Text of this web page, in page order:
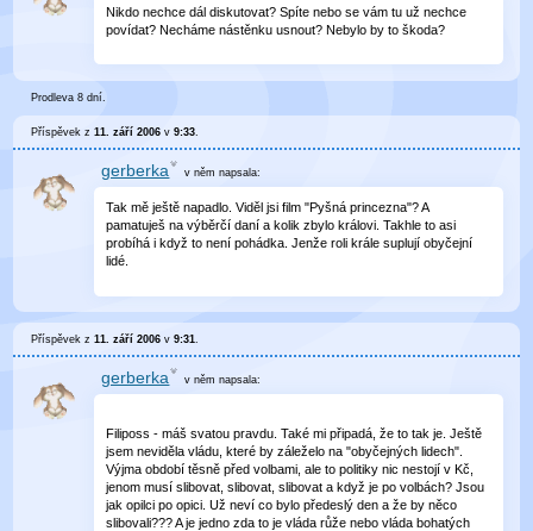
Nikdo nechce dál diskutovat? Spíte nebo se vám tu už nechce
povídat? Necháme nástěnku usnout? Nebylo by to škoda?
Prodleva 8 dní.
Příspěvek z11. září 2006 v9:33
gerberka v něm napsala:
Tak mě ještě napadlo. Viděl jsi film "Pyšná princezna"? A
pamatuješ na výběrčí daní a kolik zbylo královi. Takhle to asi
probíhá i když to není pohádka. Jenže roli krále suplují obyčejní
lidé.
Příspěvek z11. září 2006 v9:31.
gerberka v něm napsala:
Filiposs - máš svatou pravdu. Také mi připadá, že to tak je. Ještě
jsem neviděla vládu, které by záleželo na "obyčejných lidech".
Výjma období těsně před volbami, ale to politiky nic nestojí v Kč,
jenom musí slibovat, slibovat, slibovat a když je po volbách? Jsou
jak opilci po opici. Už neví co bylo předeslý den a že by něco
slibovali??? A je jedno zda to je vláda růže nebo vláda bohatých